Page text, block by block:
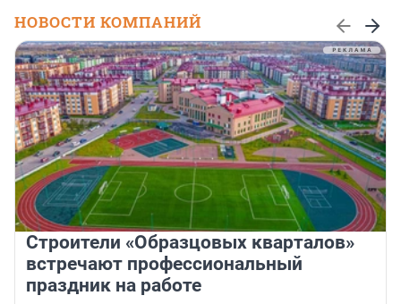
НОВОСТИ КОМПАНИЙ
Строители «Образцовых кварталов»
встречают профессиональный
праздник на работе